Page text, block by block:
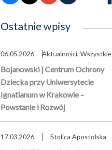
Ostatnie wpisy
Bojanowski | Centrum Ochrony
Dziecka przy Uniwersytecie
Ignatianum w Krakowie –
Powstanie i Rozwój
06.05.2026 Aktualności, Wszystkie
17.03.2026 Stolica Apostolska